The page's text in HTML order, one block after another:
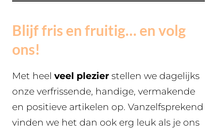
Blijf fris en fruitig… en volg
ons!
Met heel veel plezier stellen we dagelijks
onze verfrissende, handige, vermakende
en positieve artikelen op. Vanzelfsprekend
vinden we het dan ook erg leuk als je ons